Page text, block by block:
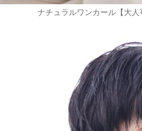
ナチュラルワンカール【大